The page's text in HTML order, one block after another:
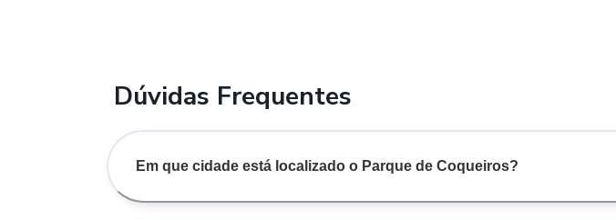
Dúvidas Frequentes
Em que cidade está localizado o Parque de Coqueiros?